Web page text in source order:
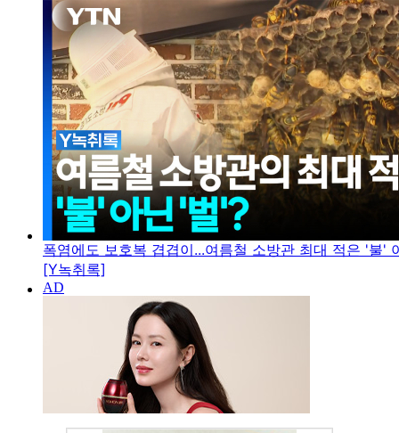
폭염에도 보호복 겹겹이...여름철 소방관 최대 적은 '불'
[Y녹취록]